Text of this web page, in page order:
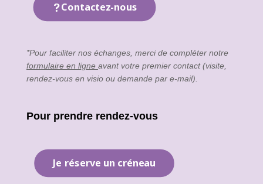
Contactez-nous
*Pour faciliter nos échanges, merci de compléter notre
formulaire en ligne avant votre premier contact (visite,
rendez-vous en visio ou demande par e-mail).
Pour prendre rendez-vous
Je réserve un créneau